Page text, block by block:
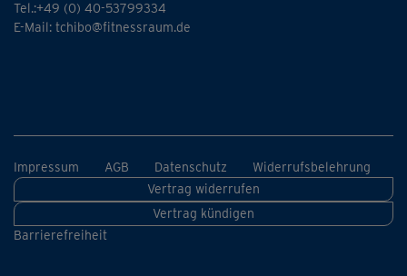
Tel.:+49 (0) 40-53799334
E-Mail: tchibo@fitnessraum.de
Impressum AGB Datenschutz
Widerrufsbelehrung
Vertrag widerrufen
Vertrag kündigen
Barrierefreiheit